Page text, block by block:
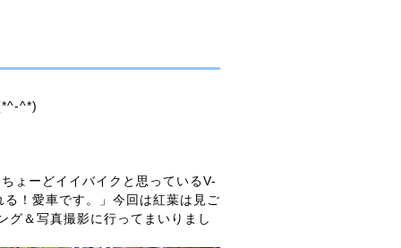
^*)
ょーどイイバイクと思っているV-
！愛車です。」今回は紅葉は見ご
グ＆写真撮影に行ってまいりまし